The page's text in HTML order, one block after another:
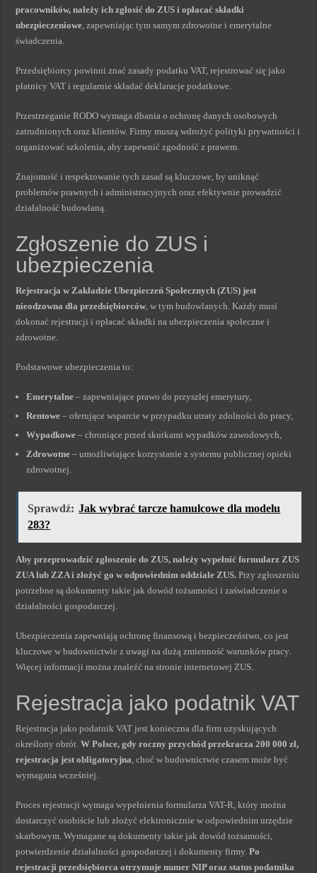
pracowników, należy ich zgłosić do ZUS i opłacać składki
ubezpieczeniowe, zapewniając tym samym zdrowotne i emerytalne
świadczenia.
Przedsiębiorcy powinni znać zasady podatku VAT, rejestrować się jako
płatnicy VAT i regularnie składać deklaracje podatkowe.
Przestrzeganie RODO wymaga dbania o ochronę danych osobowych
zatrudnionych oraz klientów. Firmy muszą wdrożyć polityki prywatności i
organizować szkolenia, aby zapewnić zgodność z prawem.
Znajomość i respektowanie tych zasad są kluczowe, by uniknąć
problemów prawnych i administracyjnych oraz efektywnie prowadzić
działalność budowlaną.
Zgłoszenie do ZUS i
ubezpieczenia
Rejestracja w Zakładzie Ubezpieczeń Społecznych (ZUS) jest
nieodzowna dla przedsiębiorców, w tym budowlanych. Każdy musi
dokonać rejestracji i opłacać składki na ubezpieczenia społeczne i
zdrowotne.
Podstawowe ubezpieczenia to:
Emerytalne – zapewniające prawo do przyszłej emerytury,
Rentowe – oferujące wsparcie w przypadku utraty zdolności do pracy,
Wypadkowe – chroniące przed skutkami wypadków zawodowych,
Zdrowotne – umożliwiające korzystanie z systemu publicznej opieki
zdrowotnej.
Sprawdź: Jak wybrać tarcze hamulcowe dla modelu
283?
Aby przeprowadzić zgłoszenie do ZUS, należy wypełnić formularz ZUS
ZUA lub ZZA i złożyć go w odpowiednim oddziale ZUS. Przy zgłoszeniu
potrzebne są dokumenty takie jak dowód tożsamości i zaświadczenie o
działalności gospodarczej.
Ubezpieczenia zapewniają ochronę finansową i bezpieczeństwo, co jest
kluczowe w budownictwie z uwagi na dużą zmienność warunków pracy.
Więcej informacji można znaleźć na stronie internetowej ZUS.
Rejestracja jako podatnik VAT
Rejestracja jako podatnik VAT jest konieczna dla firm uzyskujących
określony obrót.W Polsce, gdy roczny przychód przekracza 200 000 zł,
rejestracja jest obligatoryjna, choć w budownictwie czasem może być
wymagana wcześniej.
Proces rejestracji wymaga wypełnienia formularza VAT-R, który można
dostarczyć osobiście lub złożyć elektronicznie w odpowiednim urzędzie
skarbowym. Wymagane są dokumenty takie jak dowód tożsamości,
potwierdzenie działalności gospodarczej i dokumenty firmy.Po
rejestracji przedsiębiorca otrzymuje numer NIP oraz status podatnika